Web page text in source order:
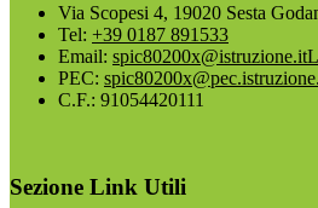
Via Scopesi 4, 19020 Sesta
Tel: +39 0187 891533
Email: spic80200x@istruzione.it
PEC:
C.F.: 91054420111
Sezione Link Utili